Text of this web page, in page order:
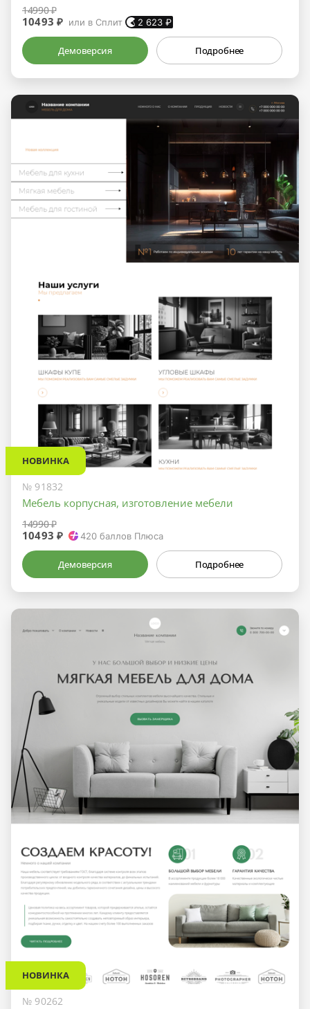
14990 ₽
10493 ₽ или в Сплит 2 623 ₽
Демоверсия Подробнее
НОВИНКА
№ 91832
Мебель корпусная, изготовление мебели
14990 ₽
10493 ₽ 420 баллов Плюса
Демоверсия Подробнее
НОВИНКА
№ 90262